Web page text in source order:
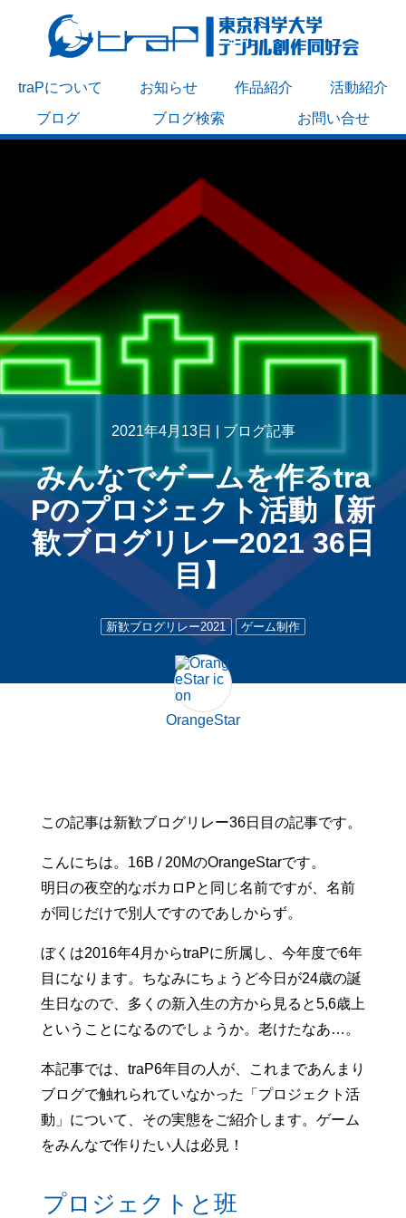
traPについて お知らせ 作品紹介
活動紹介
ブログ
ブログ検索 お問い合せ
2021年4月13日 | ブログ記事
みんなでゲームを作るtra
Pのプロジェクト活動【新
歓ブログリレー2021 36日
目】
新歓ブログリレー2021 ゲーム制作
OrangeStar
この記事は新歓ブログリレー36日目の記事です。
こんにちは。16B / 20MのOrangeStarです。
明日の夜空的なボカロPと同じ名前ですが、名前
が同じだけで別人ですのであしからず。
ぼくは2016年4月からtraPに所属し、今年度で6年
目になります。ちなみにちょうど今日が24歳の誕
生日なので、多くの新入生の方から見ると5,6歳上
ということになるのでしょうか。老けたなあ…。
本記事では、traP6年目の人が、これまであんまり
ブログで触れられていなかった「プロジェクト活
動」について、その実態をご紹介します。ゲーム
をみんなで作りたい人は必見！
プロジェクトと班